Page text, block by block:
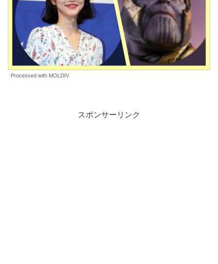
Processed with MOLDIV
スポンサーリンク